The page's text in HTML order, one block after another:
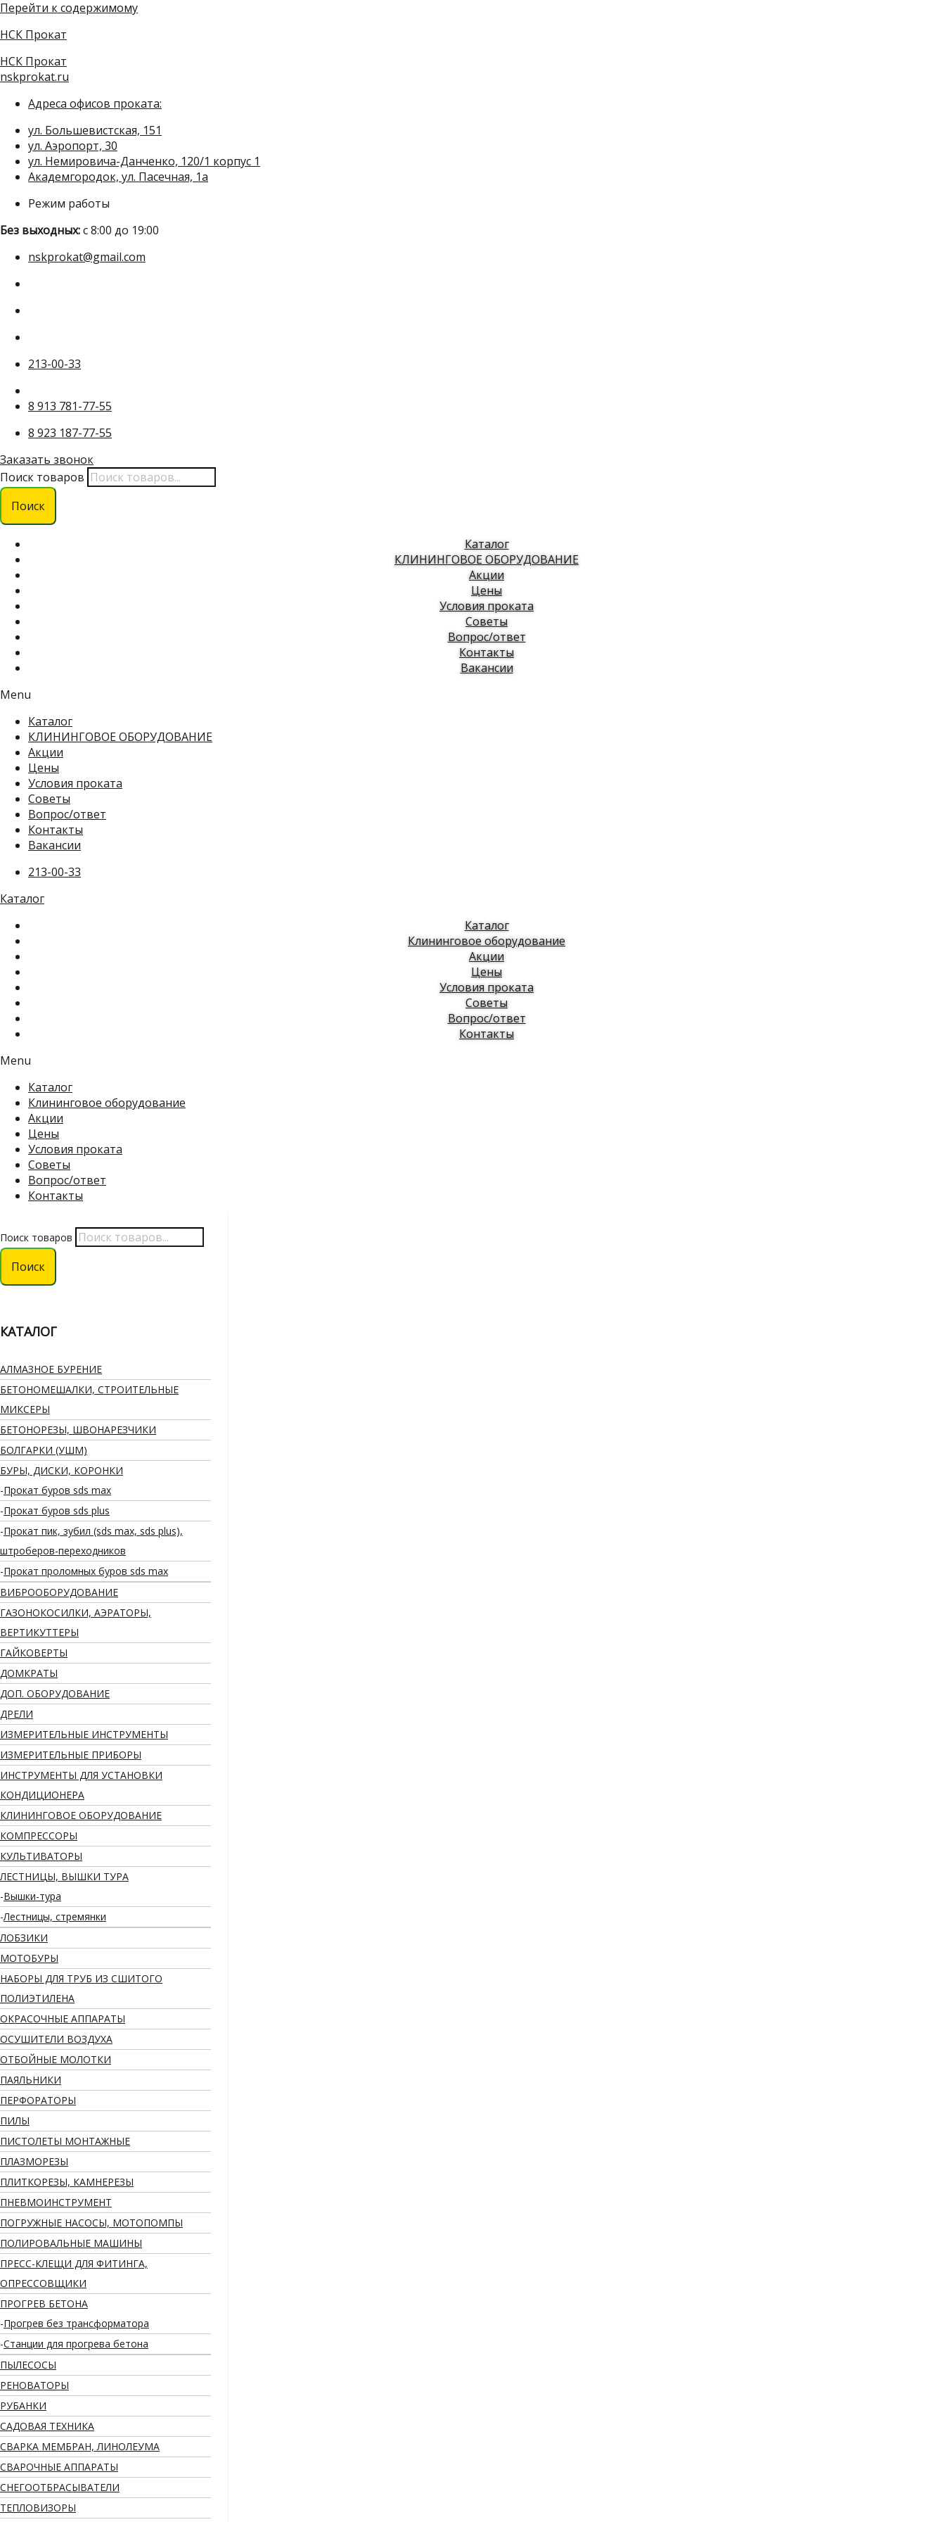
Перейти к содержимому
НСК Прокат
НСК Прокат
nskprokat.ru
Адреса офисов проката:
ул. Большевистская, 151
ул. Аэропорт, 30
ул. Немировича-Данченко, 120/1 корпус 1
Академгородок, ул. Пасечная, 1а
Режим работы
Без выходных:с 8:00 до 19:00
nskprokat@gmail.com
213-00-33
8 913 781-77-55
8 923 187-77-55
Заказать звонок
Поиск товаров
Поиск
Каталог
КЛИНИНГОВОЕ ОБОРУДОВАНИЕ
Акции
Цены
Условия проката
Советы
Вопрос/ответ
Контакты
Вакансии
Menu
Каталог
КЛИНИНГОВОЕ ОБОРУДОВАНИЕ
Акции
Цены
Условия проката
Советы
Вопрос/ответ
Контакты
Вакансии
213-00-33
Каталог
Каталог
Клининговое оборудование
Акции
Цены
Условия проката
Советы
Вопрос/ответ
Контакты
Menu
Каталог
Клининговое оборудование
Акции
Цены
Условия проката
Советы
Вопрос/ответ
Контакты
Поиск товаров
Поиск
КАТАЛОГ
АЛМАЗНОЕ БУРЕНИЕ
БЕТОНОМЕШАЛКИ, СТРОИТЕЛЬНЫЕ
МИКСЕРЫ
БЕТОНОРЕЗЫ, ШВОНАРЕЗЧИКИ
БОЛГАРКИ (УШМ)
БУРЫ, ДИСКИ, КОРОНКИ
Прокат буров sds max
Прокат буров sds plus
Прокат пик, зубил (sds max, sds plus),
штроберов-переходников
Прокат проломных буров sds max
ВИБРООБОРУДОВАНИЕ
ГАЗОНОКОСИЛКИ, АЭРАТОРЫ,
ВЕРТИКУТТЕРЫ
ГАЙКОВЕРТЫ
ДОМКРАТЫ
ДОП. ОБОРУДОВАНИЕ
ДРЕЛИ
ИЗМЕРИТЕЛЬНЫЕ ИНСТРУМЕНТЫ
ИЗМЕРИТЕЛЬНЫЕ ПРИБОРЫ
ИНСТРУМЕНТЫ ДЛЯ УСТАНОВКИ
КОНДИЦИОНЕРА
КЛИНИНГОВОЕ ОБОРУДОВАНИЕ
КОМПРЕССОРЫ
КУЛЬТИВАТОРЫ
ЛЕСТНИЦЫ, ВЫШКИ ТУРА
Вышки-тура
Лестницы, стремянки
ЛОБЗИКИ
МОТОБУРЫ
НАБОРЫ ДЛЯ ТРУБ ИЗ СШИТОГО
ПОЛИЭТИЛЕНА
ОКРАСОЧНЫЕ АППАРАТЫ
ОСУШИТЕЛИ ВОЗДУХА
ОТБОЙНЫЕ МОЛОТКИ
ПАЯЛЬНИКИ
ПЕРФОРАТОРЫ
ПИЛЫ
ПИСТОЛЕТЫ МОНТАЖНЫЕ
ПЛАЗМОРЕЗЫ
ПЛИТКОРЕЗЫ, КАМНЕРЕЗЫ
ПНЕВМОИНСТРУМЕНТ
ПОГРУЖНЫЕ НАСОСЫ, МОТОПОМПЫ
ПОЛИРОВАЛЬНЫЕ МАШИНЫ
ПРЕСС-КЛЕЩИ ДЛЯ ФИТИНГА,
ОПРЕССОВЩИКИ
ПРОГРЕВ БЕТОНА
Прогрев без трансформатора
Станции для прогрева бетона
ПЫЛЕСОСЫ
РЕНОВАТОРЫ
РУБАНКИ
САДОВАЯ ТЕХНИКА
СВАРКА МЕМБРАН, ЛИНОЛЕУМА
СВАРОЧНЫЕ АППАРАТЫ
СНЕГООТБРАСЫВАТЕЛИ
ТЕПЛОВИЗОРЫ